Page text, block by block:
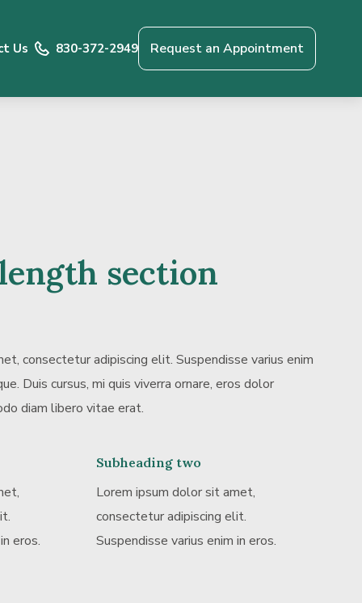
Us 830-372-2949 Request an Appointment
section
consectetur adipiscing elit. Suspendisse varius enim
Duis cursus, mi quis viverra ornare, eros dolor
diam libero vitae erat.
eros.
Subheading two
Lorem ipsum dolor sit amet,
consectetur adipiscing elit.
Suspendisse varius enim in eros.